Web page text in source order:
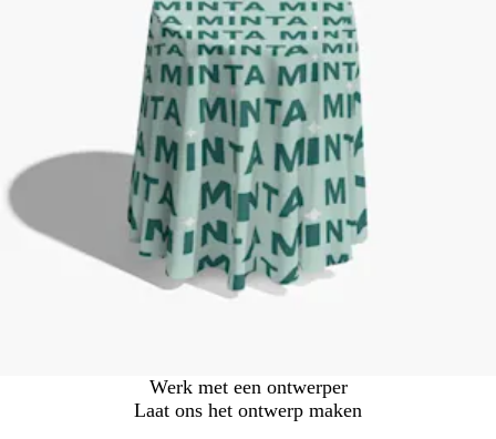
Werk met een ontwerper
Laat ons het ontwerp maken